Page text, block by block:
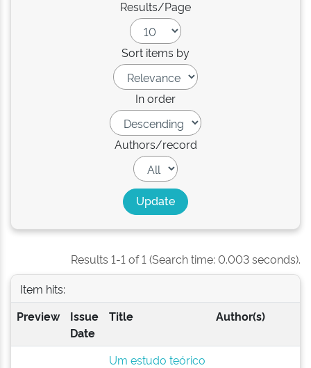
Results/Page
Sort items by
In order
Authors/record
Results 1-1 of 1 (Search time: 0.003 seconds).
Item hits:
Preview
Issue
Date
Title Author(s)
Um estudo teórico